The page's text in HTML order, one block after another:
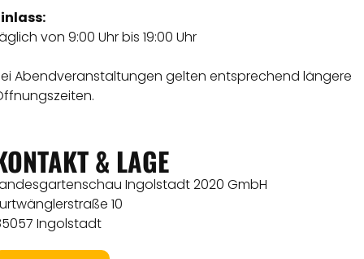
von 9:00 Uhr bis 19:00 Uhr
Abendveranstaltungen gelten entsprechend längere
& LAGE
Ingolstadt 2020 GmbH
10
Ingolstadt